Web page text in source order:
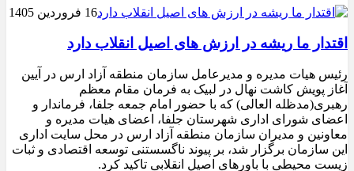
16 فروردین 1405
اقتدار ما ریشه در ارزش ‌های اصیل انقلاب دارد
رئیس هیات مدیره و مدیرعامل سازمان منطقه آزاد ارس در آیین
آغاز پویش کاشت نهال در لبیک به فرمان مقام معظم
رهبری(مدظله العالی) که با حضور امام جمعه جلفا، فرماندار و
اعضای شورای اداری شهرستان جلفا، اعضای هیات مدیره و
معاونین و مدیران سازمان منطقه آزاد ارس در محل سایت اداری
این سازمان برگزار شد، بر پیوند ناگسستنی توسعه اقتصادی و ثبات
زیست‌ محیطی با باورهای اصیل انقلابی تاکید کرد.